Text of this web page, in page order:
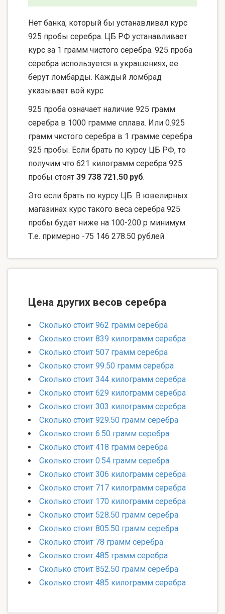
Нет банка, который бы устанавливал курс
925 пробы серебра. ЦБ РФ устанавливает
курс за 1 грамм чистого серебра. 925 проба
серебра используется в украшениях, ее
берут ломбарды. Каждый ломбрад
указывает вой курс
925 проба означает наличие 925 грамм
серебра в 1000 грамме сплава. Или 0.925
грамм чистого серебра в 1 грамме серебра
925 пробы. Если брать по курсу ЦБ РФ, то
получим что 621 килограмм серебра 925
пробы стоят 39 738 721.50 руб.
Это если брать по курсу ЦБ. В ювелирных
магазинах курс такого веса серебра 925
пробы будет ниже на 100-200 р минимум.
Т.е. примерно -75 146 278.50 рублей
Цена других весов серебра
Сколько стоит 962 грамм серебра
Сколько стоит 839 килограмм серебра
Сколько стоит 507 грамм серебра
Сколько стоит 99.50 грамм серебра
Сколько стоит 344 килограмм серебра
Сколько стоит 629 килограмм серебра
Сколько стоит 303 килограмм серебра
Сколько стоит 929.50 грамм серебра
Сколько стоит 6.50 грамм серебра
Сколько стоит 418 грамм серебра
Сколько стоит 0.54 грамм серебра
Сколько стоит 306 килограмм серебра
Сколько стоит 717 килограмм серебра
Сколько стоит 170 килограмм серебра
Сколько стоит 528.50 грамм серебра
Сколько стоит 805.50 грамм серебра
Сколько стоит 78 грамм серебра
Сколько стоит 485 грамм серебра
Сколько стоит 852.50 грамм серебра
Сколько стоит 485 килограмм серебра